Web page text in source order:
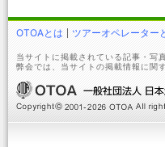
OTOAとは ツアーオペレーター
当サイトに掲載されている記事・写
弊会では、当サイトの掲載情報に関